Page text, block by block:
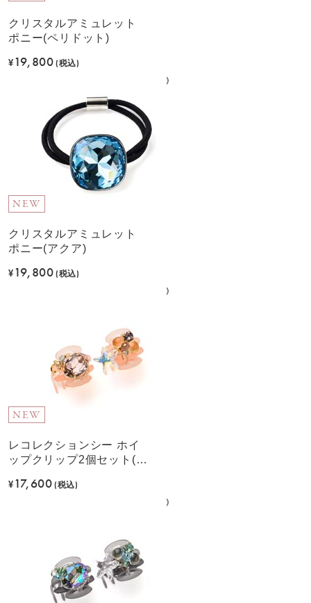
クリスタルアミュレット
ポニー(ペリドット)
¥ 19,800(税込)
NEW
クリスタルアミュレット
ポニー(アクア)
¥ 19,800(税込)
NEW
レコレクションシー ホイ
ップクリップ2個セット(ピ
¥ 17,600(税込)